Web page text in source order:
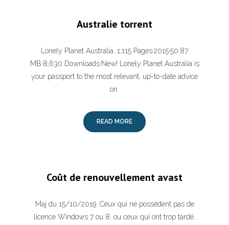
Australie torrent
Lonely Planet Australia. 1,115 Pages·2015·50.87
MB·8,630 Downloads·New! Lonely Planet Australia is
your passport to the most relevant, up-to-date advice
on
READ MORE
Coût de renouvellement avast
Maj du 15/10/2019. Ceux qui ne possédent pas de
licence Windows 7 ou 8, ou ceux qui ont trop tardé,